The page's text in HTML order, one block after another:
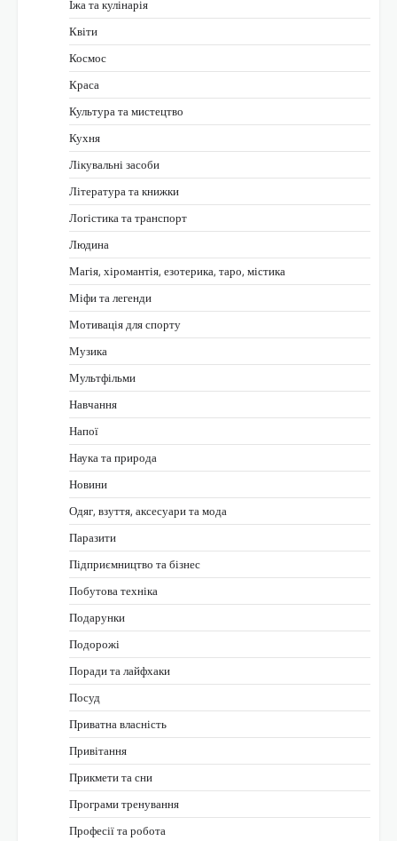
Їжа та кулінарія
Квіти
Космос
Краса
Культура та мистецтво
Кухня
Лікувальні засоби
Література та книжки
Логістика та транспорт
Людина
Магія, хіромантія, езотерика, таро, містика
Міфи та легенди
Мотивація для спорту
Музика
Мультфільми
Навчання
Напої
Наука та природа
Новини
Одяг, взуття, аксесуари та мода
Паразити
Підприємництво та бізнес
Побутова техніка
Подарунки
Подорожі
Поради та лайфхаки
Посуд
Приватна власність
Привітання
Прикмети та сни
Програми тренування
Професії та робота